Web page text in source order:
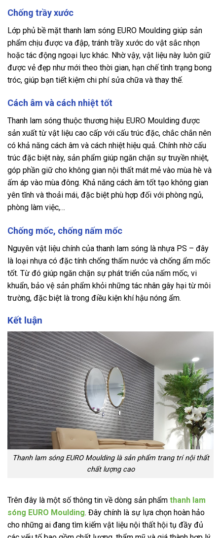
Chống trầy xước
Lớp phủ bề mặt thanh lam sóng EURO Moulding giúp sản
phẩm chịu được va đập, tránh trầy xước do vật sắc nhọn
hoặc tác động ngoại lực khác. Nhờ vậy, vật liệu này luôn giữ
được vẻ đẹp như mới theo thời gian, hạn chế tình trạng bong
tróc, giúp bạn tiết kiệm chi phí sửa chữa và thay thế.
Cách âm và cách nhiệt tốt
Thanh lam sóng thuộc thương hiệu EURO Moulding được
sản xuất từ vật liệu cao cấp với cấu trúc đặc, chắc chắn nên
có khả năng cách âm và cách nhiệt hiệu quả. Chính nhờ cấu
trúc đặc biệt này, sản phẩm giúp ngăn chặn sự truyền nhiệt,
góp phần giữ cho không gian nội thất mát mẻ vào mùa hè và
ấm áp vào mùa đông. Khả năng cách âm tốt tạo không gian
yên tĩnh và thoải mái, đặc biệt phù hợp đối với phòng ngủ,
phòng làm việc,…
Chống mốc, chống nấm mốc
Nguyên vật liệu chính của thanh lam sóng là nhựa PS – đây
là loại nhựa có đặc tính chống thấm nước và chống ẩm mốc
tốt. Từ đó giúp ngăn chặn sự phát triển của nấm mốc, vi
khuẩn, bảo vệ sản phẩm khỏi những tác nhân gây hại từ môi
trường, đặc biệt là trong điều kiện khí hậu nóng ẩm.
Kết luận
Thanh lam sóng EURO Moulding là sản phẩm trang trí nội thất
chất lượng cao
Trên đây là một số thông tin về dòng sản phẩm thanh lam
sóng EURO Moulding. Đây chính là sự lựa chọn hoàn hảo
cho những ai đang tìm kiếm vật liệu nội thất hội tụ đầy đủ